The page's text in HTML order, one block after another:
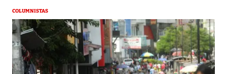
COLUMNISTAS